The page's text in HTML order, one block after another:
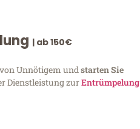
| ab 150€
Unnötigem undstarten Sie
Dienstleistung zurEntrümpelung